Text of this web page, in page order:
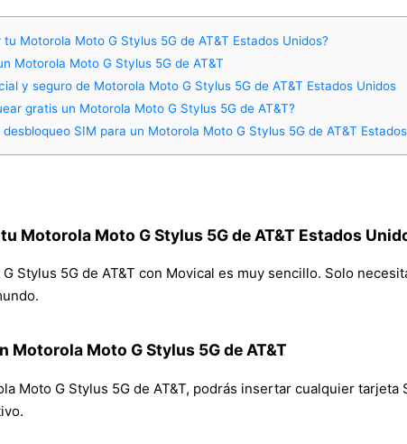
tu Motorola Moto G Stylus 5G de AT&T Estados Unidos?
Motorola Moto G Stylus 5G de AT&T
y seguro de Motorola Moto G Stylus 5G de AT&T Estados Unidos
gratis un Motorola Moto G Stylus 5G de AT&T?
SIM para un Motorola Moto G Stylus 5G de AT&T
Motorola Moto G Stylus 5G de AT&T Estados
Stylus 5G de AT&T con Movical es muy sencillo. Solo
Motorola Moto G Stylus 5G de AT&T
Moto G Stylus 5G de AT&T, podrás insertar cualquier